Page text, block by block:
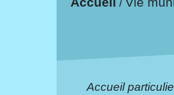
/
Accueil